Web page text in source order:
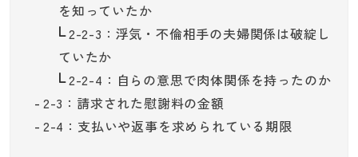
を知っていたか
2-2-3：浮気・不倫相手の夫婦関係は破綻し
ていたか
2-2-4：自らの意思で肉体関係を持ったのか
2-3：請求された慰謝料の金額
2-4：支払いや返事を求められている期限